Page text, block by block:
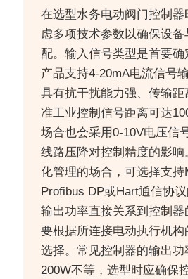
在选型水务电动阀门控制
虑多项技术参数以确保设
配。输入信号类型是首要
产品支持4-20mA电流信号
具有抗干扰能力强、传输
准工业控制信号距离可达
场合也会采用0-10V电压信
线路压降对控制精度的影
化管理的场合，可选择支持
Profibus DP或Hart通信协议
输出功率直接关系到控制
要根据所连接电动执行机
选择。常见控制器的输出功
200W不等，选型时应确保